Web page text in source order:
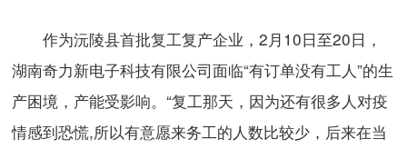
作为沅陵县首批复工复产企业，2月10日至20日，
湖南奇力新电子科技有限公司面临“有订单没有工人”的生
产困境，产能受影响。“复工那天，因为还有很多人对疫
情感到恐慌,所以有意愿来务工的人数比较少，后来在当